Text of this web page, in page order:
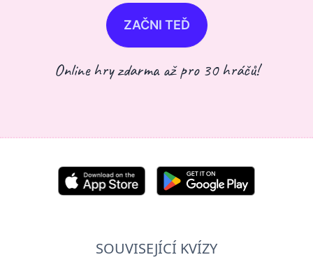
ZAČNI TEĎ
Online hry zdarma až pro 30 hráčů!
SOUVISEJÍCÍ KVÍZY